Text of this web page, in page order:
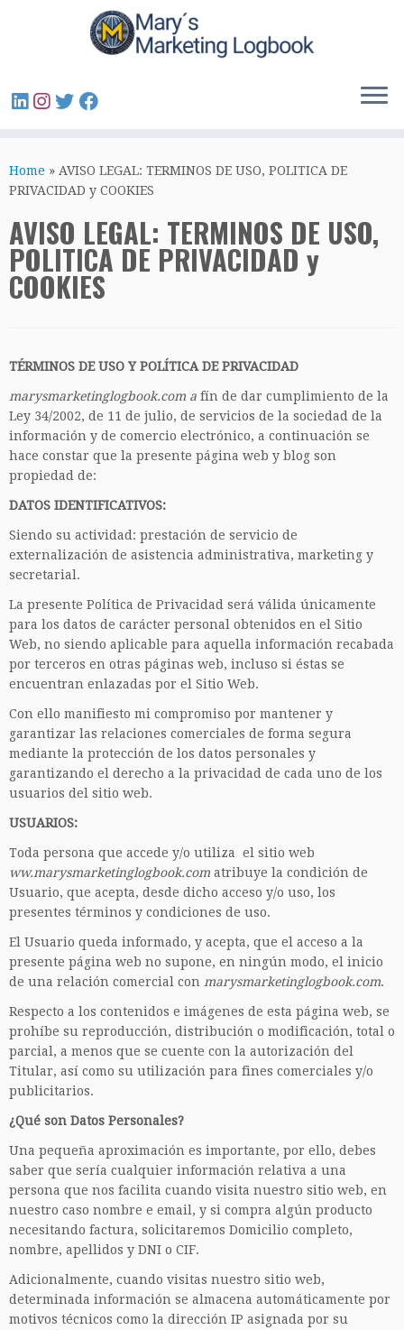
Home » AVISO LEGAL: TERMINOS DE USO, POLITICA DE
PRIVACIDAD y COOKIES
AVISO LEGAL: TERMINOS DE USO,
POLITICA DE PRIVACIDAD y
COOKIES
TÉRMINOS DE USO Y POLÍTICA DE PRIVACIDAD
marysmarketinglogbook.com a fín de dar cumplimiento de la
Ley 34/2002, de 11 de julio, de servicios de la sociedad de la
información y de comercio electrónico, a continuación se
hace constar que la presente página web y blog son
propiedad de:
DATOS IDENTIFICATIVOS:
Siendo su actividad: prestación de servicio de
externalización de asistencia administrativa, marketing y
secretarial.
La presente Política de Privacidad será válida únicamente
para los datos de carácter personal obtenidos en el Sitio
Web, no siendo aplicable para aquella información recabada
por terceros en otras páginas web, incluso si éstas se
encuentran enlazadas por el Sitio Web.
Con ello manifiesto mi compromiso por mantener y
garantizar las relaciones comerciales de forma segura
mediante la protección de los datos personales y
garantizando el derecho a la privacidad de cada uno de los
usuarios del sitio web.
USUARIOS:
Toda persona que accede y/o utiliza el sitio web
ww.marysmarketinglogbook.com atribuye la condición de
Usuario, que acepta, desde dicho acceso y/o uso, los
presentes términos y condiciones de uso.
El Usuario queda informado, y acepta, que el acceso a la
presente página web no supone, en ningún modo, el inicio
de una relación comercial con marysmarketinglogbook.com.
Respecto a los contenidos e imágenes de esta página web, se
prohíbe su reproducción, distribución o modificación, total o
parcial, a menos que se cuente con la autorización del
Titular, así como su utilización para fines comerciales y/o
publicitarios.
¿Qué son Datos Personales?
Una pequeña aproximación es importante, por ello, debes
saber que sería cualquier información relativa a una
persona que nos facilita cuando visita nuestro sitio web, en
nuestro caso nombre e email, y si compra algún producto
necesitando factura, solicitaremos Domicilio completo,
nombre, apellidos y DNI o CIF.
Adicionalmente, cuando visitas nuestro sitio web,
determinada información se almacena automáticamente por
motivos técnicos como la dirección IP asignada por su